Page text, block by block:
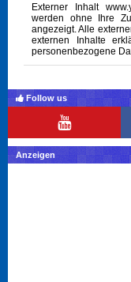
Externer Inhalt
werden ohne Ihre
angezeigt. Alle
externen Inhalte
personenbezogene
Follow us
Anzeigen